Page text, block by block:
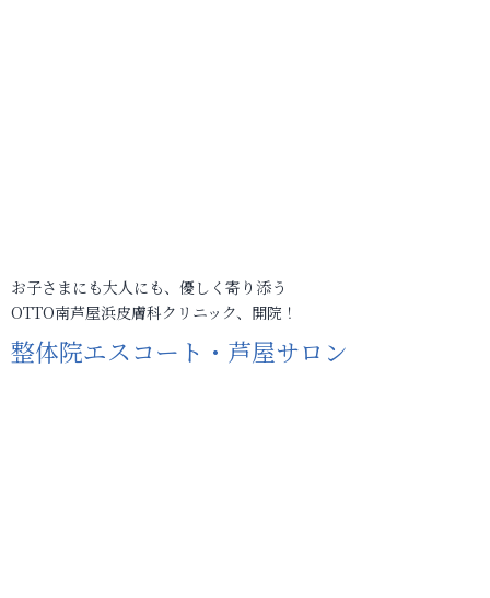
お子さまにも大人にも、優しく寄り添う
OTTO南芦屋浜皮膚科クリニック、開院！
整体院エスコート・芦屋サロン